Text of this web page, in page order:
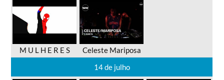
M U L H E R E S
Celeste Mariposa
14 de julho